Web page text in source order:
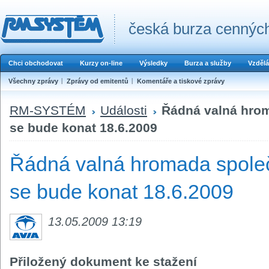
česká burza
Chci obchodovat Kurzy on-line Výsledky Burza a služby
Všechny zprávy Zprávy od emitentů Komentáře a tiskové zprávy
RM-SYSTÉM Události
Řádná valná
se bude konat 18.6.2009
Řádná valná hromada
se bude konat 18.6.2009
13.05.2009 13:19
Přiložený dokument ke stažení